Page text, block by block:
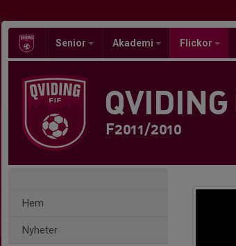
Senior Akademi Flickor
F2011/2010
Hem
Nyheter